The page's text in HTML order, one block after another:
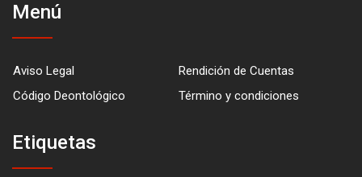
Menú
Aviso Legal
Rendición de Cuentas
Código Deontológico
Término y condiciones
Etiquetas